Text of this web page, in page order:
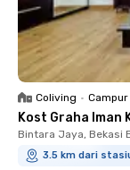
Coliving • Campur
Kost Graha Iman
Bintara Jaya, Bekasi
3.5 km dari